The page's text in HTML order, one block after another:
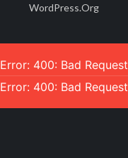
WordPress.org
Error: 400: Bad Request
Error: 400: Bad Request